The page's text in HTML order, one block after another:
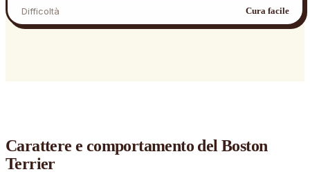
Difficoltà Cura facile
Carattere e comportamento del Boston
Terrier